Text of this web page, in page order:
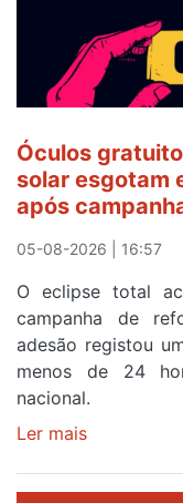
ser
o
quarto
a
a
meta
em
Sintra
primeira
etapa
da
87ª
Volta
Óculos
solar esgotam
após
05-08-2026 | 16:57
O eclipse total
campanha de
adesão registou
menos de 24
nacional.
Ler mais